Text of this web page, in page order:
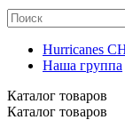
Hurricanes
Наша группа
Каталог товаров
Каталог товаров